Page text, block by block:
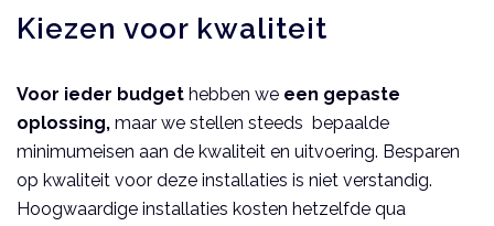
Kiezen voor kwaliteit
Voor ieder budget hebben we een gepaste
oplossing, maar we stellen steeds bepaalde
minimumeisen aan de kwaliteit en uitvoering. Besparen
op kwaliteit voor deze installaties is niet verstandig.
Hoogwaardige installaties kosten hetzelfde qua